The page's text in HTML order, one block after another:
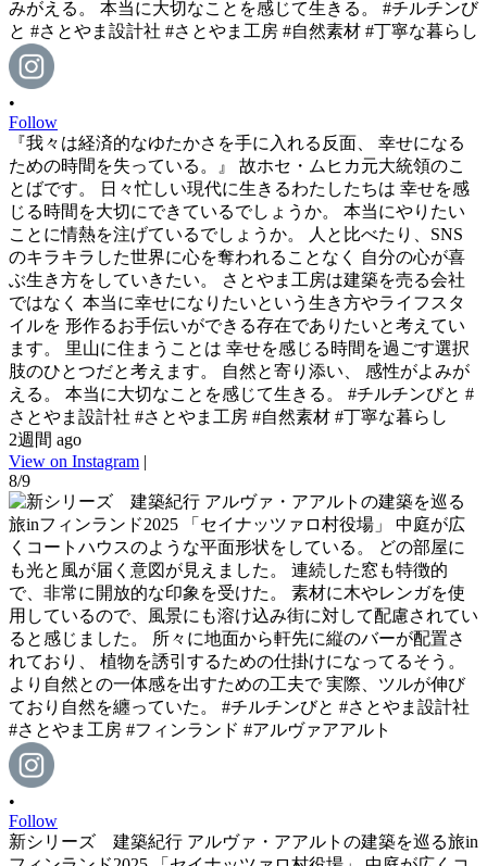
•
Follow
『我々は経済的なゆたかさを手に入れる反面、 幸せになる
ための時間を失っている。』 故ホセ・ムヒカ元大統領のこ
とばです。 日々忙しい現代に生きるわたしたちは 幸せを感
じる時間を大切にできているでしょうか。 本当にやりたい
ことに情熱を注げているでしょうか。 人と比べたり、SNS
のキラキラした世界に心を奪われることなく 自分の心が喜
ぶ生き方をしていきたい。 さとやま工房は建築を売る会社
ではなく 本当に幸せになりたいという生き方やライフスタ
イルを 形作るお手伝いができる存在でありたいと考えてい
ます。 里山に住まうことは 幸せを感じる時間を過ごす選択
肢のひとつだと考えます。 自然と寄り添い、 感性がよみが
える。 本当に大切なことを感じて生きる。 #チルチンびと #
さとやま設計社 #さとやま工房 #自然素材 #丁寧な暮らし
2週間 ago
View on Instagram |
8/9
•
Follow
新シリーズ 建築紀行 アルヴァ・アアルトの建築を巡る旅in